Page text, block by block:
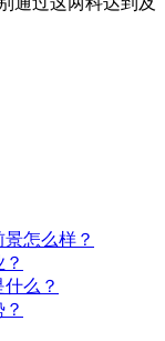
怎么样？
么？